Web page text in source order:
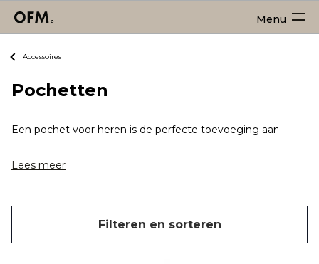
Menu
Accessoires
Pochetten
Een pochet voor heren is de perfecte toevoeging aan je
Lees meer
Filteren en sorteren